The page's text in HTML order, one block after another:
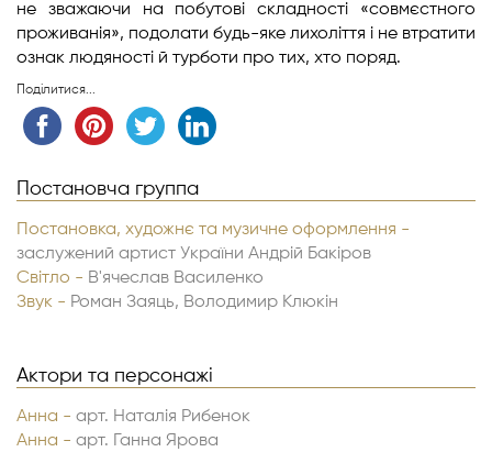
не зважаючи на побутові складності «совмєстного
проживанія», подолати будь-яке лихоліття і не втратити
ознак людяності й турботи про тих, хто поряд.
Поділитися...
Постановча группа
Постановка, художнє та музичне оформлення -
заслужений артист України Андрій Бакіров
Світло - В'ячеслав Василенко
Звук - Роман Заяць, Володимир Клюкін
Актори та персонажі
Анна - арт. Наталія Рибенок
Анна - арт. Ганна Ярова